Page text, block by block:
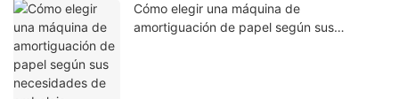
Cómo elegir una máquina de
amortiguación de papel según sus